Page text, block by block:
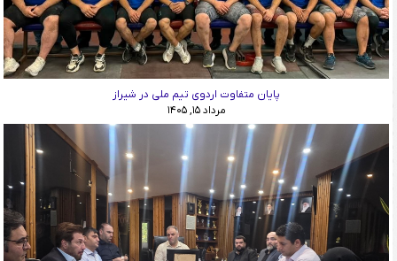
پایان متفاوت اردوی تیم ملی در شیراز
مرداد ۱۵, ۱۴۰۵